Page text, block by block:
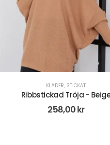
KLÄNNINGAR & KJOLAR
Stickad Klänning - Grön
398,00kr